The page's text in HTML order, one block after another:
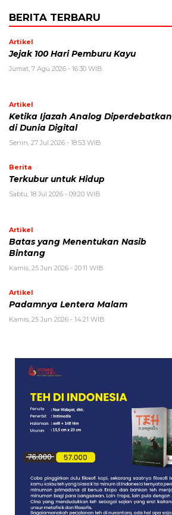
BERITA TERBARU
Artikel
Jejak 100 Hari Pemburu Kayu
Jumat, 7 Agu 2026 - 16:30 WIB
Artikel
Ketika Ijazah Analog Diperdebatkan
di Dunia Digital
Senin, 27 Jul 2026 - 18:53 WIB
Berita
Terkubur untuk Hidup
Sabtu, 18 Jul 2026 - 09:20 WIB
Artikel
Batas yang Menentukan Nasib
Bintang
Kamis, 25 Jun 2026 - 20:11 WIB
Artikel
Padamnya Lentera Malam
Kamis, 25 Jun 2026 - 14:21 WIB